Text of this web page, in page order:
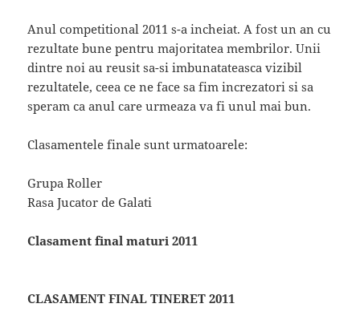
Anul competitional 2011 s-a incheiat. A fost un an cu
rezultate bune pentru majoritatea membrilor. Unii
dintre noi au reusit sa-si imbunatateasca vizibil
rezultatele, ceea ce ne face sa fim increzatori si sa
speram ca anul care urmeaza va fi unul mai bun.
Clasamentele finale sunt urmatoarele:
Grupa Roller
Rasa Jucator de Galati
Clasament final maturi 2011
CLASAMENT FINAL TINERET 2011